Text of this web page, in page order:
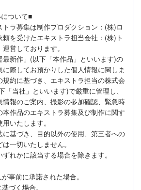
ついて■
トラ募集は制作プロダクション：(株)ロ
を受けたエキストラ担当会社：(株)ト
営しております。
最新作」(以下「本作品」といいます)の
に際してお預かりした個人情報に関しま
規約に基づき、エキストラ担当の株式会
「当社」といいます)で厳重に管理し、
情報のご案内、撮影の参加確認、緊急時
本作品のエキストラ募集及び制作に関す
いたします。
に基づき、目的以外の使用、第三者への
一切いたしません。
れかに該当する場合を除きます。
事前に承諾された場合。
づく場合。